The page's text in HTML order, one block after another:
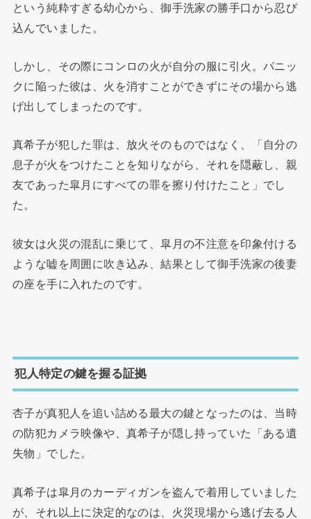
という純粋すぎる幼心から、御手洗家の勝手口から忍び
込んでいました。
しかし、その際にコンロの火が自分の服に引火。パニッ
クに陥った彼は、火を消すことができずにその場から逃
げ出してしまったのです。
真希子が犯した罪は、放火そのものではなく、「自分の
息子が火をつけたことを知りながら、それを隠蔽し、親
友であった皐月にすべての罪を擦り付けたこと」でし
た。
彼女は火災の混乱に乗じて、皐月の不注意を印象付ける
ような嘘を周囲に吹き込み、結果として御手洗家の後妻
の座を手に入れたのです。
犯人特定の鍵を握る証拠
杏子が真犯人を追い詰める最大の鍵となったのは、当時
の防犯カメラ映像や、真希子が隠し持っていた「ある遺
失物」でした。
真希子は皐月のカーディガンを盗んで着用していました
が、それ以上に決定的なのは、火災現場から逃げ去る人